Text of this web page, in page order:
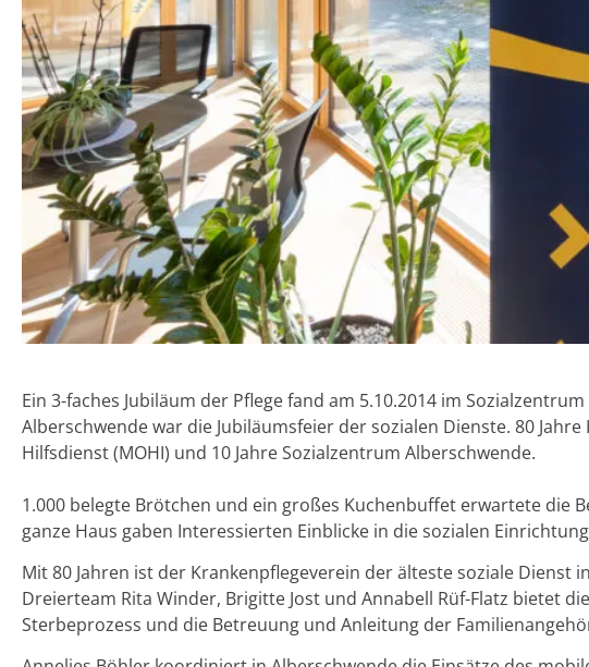
Ein 3-faches Jubiläum der Pflege fand am 5.10.2014 im
Alberschwende war die Jubiläumsfeier der sozialen Dienste. 80
Hilfsdienst (MOHI) und 10 Jahre Sozialzentrum Alberschwende.
1.000 belegte Brötchen und ein großes Kuchenbuffet erwartete die
ganze Haus gaben Interessierten Einblicke in die sozialen
Mit 80 Jahren ist der Krankenpflegeverein der älteste soziale Dienst
Dreierteam Rita Winder, Brigitte Jost und Annabell Rüf-Flatz bietet
Sterbeprozess und die Betreuung und Anleitung der